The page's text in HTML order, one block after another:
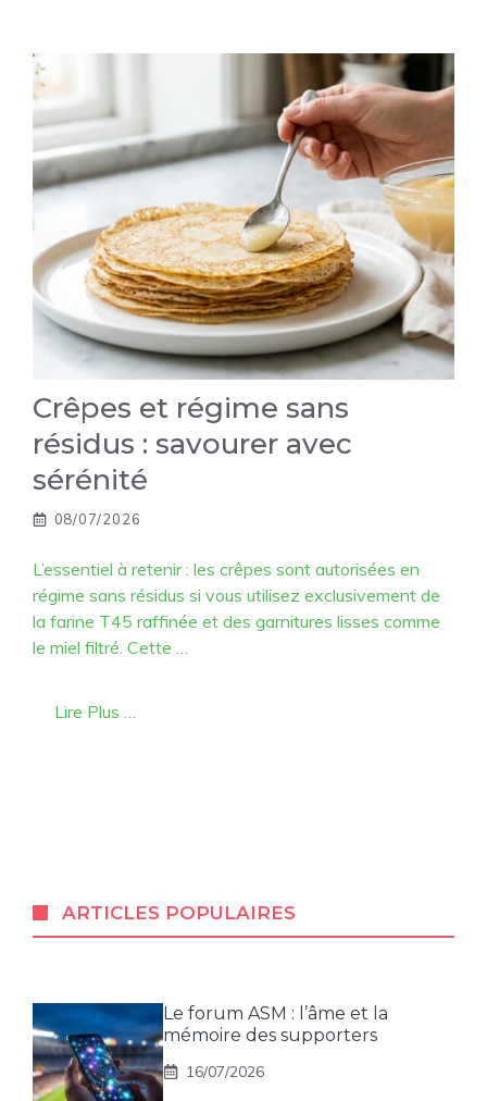
Crêpes et régime sans
résidus : savourer avec
sérénité
08/07/2026
L’essentiel à retenir : les crêpes sont autorisées en
régime sans résidus si vous utilisez exclusivement de
la farine T45 raffinée et des garnitures lisses comme
le miel filtré. Cette …
Lire Plus …
ARTICLES POPULAIRES
Le forum ASM : l’âme et la
mémoire des supporters
16/07/2026